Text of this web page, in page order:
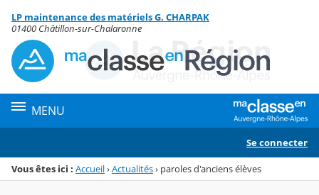
Menu de la rubrique
Contenu
LP maintenance des matériels G. CHARPAK
01400 Châtillon-sur-Chalaronne
MENU
Se connecter
Vous êtes ici : Accueil›Actualités› paroles d'anciens élèves